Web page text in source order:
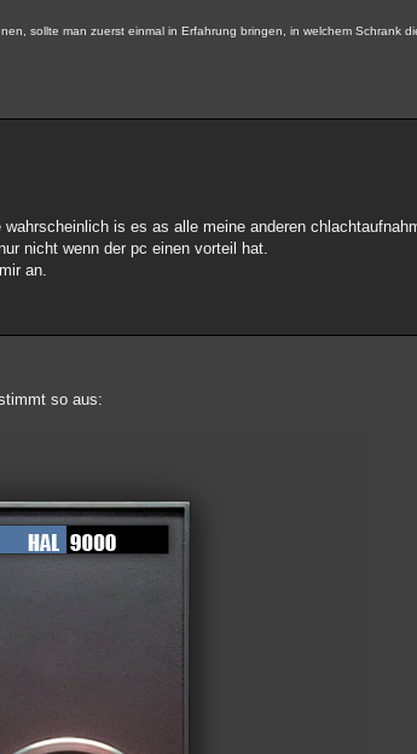
sollte man zuerst einmal in Erfahrung bringen, in welchem Schrank
is es as alle meine anderen
nicht wenn der pc einen vorteil hat.
an.
so aus: